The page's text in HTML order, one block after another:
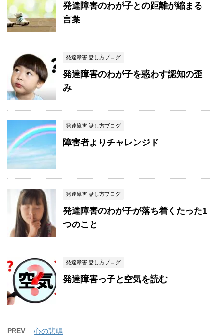
発達障害のわが子との距離が縮まる
言葉
発達障害 話し方ブログ
発達障害のわが子を惑わす認知の歪
み
発達障害 話し方ブログ
障害者よりチャレンジド
発達障害 話し方ブログ
発達障害のわが子が落ち着くたった1
つのこと
発達障害 話し方ブログ
発達障害っ子と空気を読む
PREV 心の悲鳴